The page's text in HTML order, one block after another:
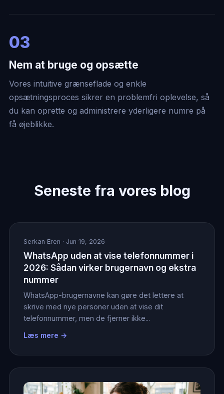
03
Nem at bruge og opsætte
Vores intuitive grænseflade og enkle
opsætningsproces sikrer en problemfri oplevelse, så
du kan oprette og administrere yderligere numre på
få øjeblikke.
Seneste fra vores blog
Serkan Eren · Jun 19, 2026
WhatsApp uden at vise telefonnummer i
2026: Sådan virker brugernavn og ekstra
nummer
WhatsApp-brugernavne kan gøre det lettere at
skrive med nye personer uden at vise dit
telefonnummer, men de fjerner ikke...
Læs mere →